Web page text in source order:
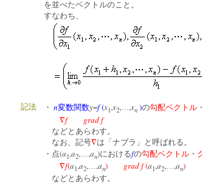
を並べたベクトルのこと。
すなわち、
記法 ・ n変数関数y=f(x1,x2,…,xn )の勾配ベクトル ・
∇f grad f
などとあらわす。
なお、記号∇は「ナブラ」と呼ばれる。
・点(a 1,a2, ,an)におけるfの勾配ベクトル ・
∇f(a1,a2,…,an) grad f(a1,a2,…,an)
などとあらわす。